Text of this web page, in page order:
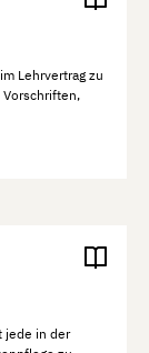
Lehrvertrag zu
jede in der